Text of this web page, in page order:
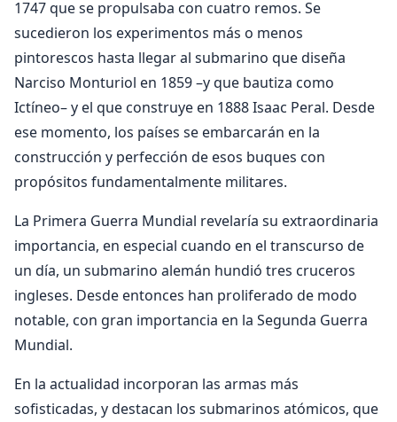
1747 que se propulsaba con cuatro remos. Se
sucedieron los experimentos más o menos
pintorescos hasta llegar al submarino que diseña
Narciso Monturiol en 1859 –y que bautiza como
Ictíneo– y el que construye en 1888 Isaac Peral. Desde
ese momento, los países se embarcarán en la
construcción y perfección de esos buques con
propósitos fundamentalmente militares.
La Primera Guerra Mundial revelaría su extraordinaria
importancia, en especial cuando en el transcurso de
un día, un submarino alemán hundió tres cruceros
ingleses. Desde entonces han proliferado de modo
notable, con gran importancia en la Segunda Guerra
Mundial.
En la actualidad incorporan las armas más
sofisticadas, y destacan los submarinos atómicos, que